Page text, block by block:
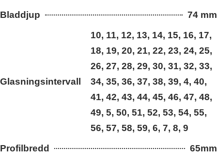
Bladdjup
74 mm
Glasningsintervall
10, 11, 12, 13, 14, 15, 16, 17,
18, 19, 20, 21, 22, 23, 24, 25,
26, 27, 28, 29, 30, 31, 32, 33,
34, 35, 36, 37, 38, 39, 4, 40,
41, 42, 43, 44, 45, 46, 47, 48,
49, 5, 50, 51, 52, 53, 54, 55,
56, 57, 58, 59, 6, 7, 8, 9
Profilbredd
65mm